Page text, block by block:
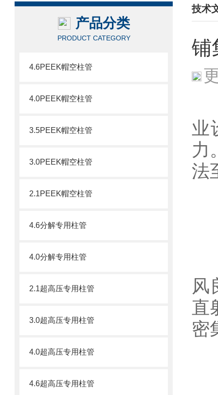
产品分类
PRODUCT CATEGORY
4.6PEEK帽空柱管
4.0PEEK帽空柱管
3.5PEEK帽空柱管
3.0PEEK帽空柱管
2.1PEEK帽空柱管
4.6分解专用柱管
4.0分解专用柱管
2.1超高压专用柱管
3.0超高压专用柱管
4.0超高压专用柱管
4.6超高压专用柱管
技术
/
铺
业
力
法
风
直
密